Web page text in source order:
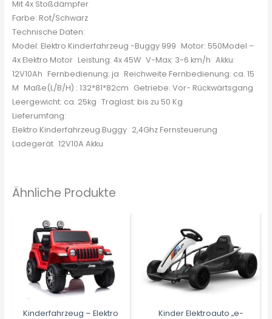
Mit 4x Stoßdämpfer
Farbe: Rot/Schwarz
Technische Daten:
Model: Elektro Kinderfahrzeug -Buggy 999 Motor: 550Model –
4x Elektro Motor Leistung: 4x 45W V-Max: 3-6 km/h Akku:
12V10Ah Fernbedienung: ja Reichweite Fernbedienung: ca. 15
M Maße(L/B/H) : 132*81*82cm Getriebe: Vor- Rückwärtsgang
Leergewicht: ca. 25kg Traglast: bis zu 50 Kg
Lieferumfang:
Elektro Kinderfahrzeug Buggy 2,4Ghz Fernsteuerung
Ladegerät 12V10A Akku
Ähnliche Produkte
Kinderfahrzeug – Elektro
Kinder Elektroauto „e-